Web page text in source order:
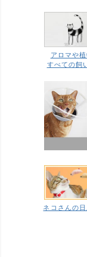
アロマや
すべての飼
ネコさんの